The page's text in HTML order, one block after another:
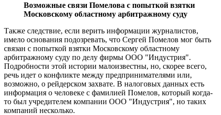
Возможные связи Помелова с попыткой взятки
Московскому областному арбитражному суду
Также следствие, если верить информации журналистов,
имело основания подозревать, что Сергей Помелов мог быть
связан с попыткой взятки Московскому областному
арбитражному суду по делу фирмы ООО "Индустрия".
Подробности этой истории малоизвестны, но, скорее всего,
речь идет о конфликте между предпринимателями или,
возможно, о рейдерском захвате. В налоговых данных есть
информация о человеке с фамилией Помелов, который когда-
то был учредителем компании ООО "Индустрия", но таких
компаний несколько.